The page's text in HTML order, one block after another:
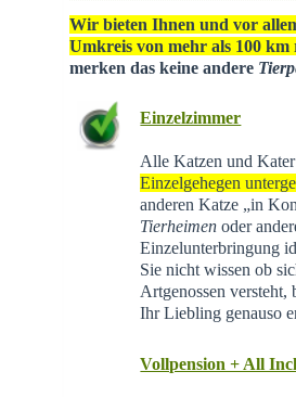
Wir bieten Ihnen und vor
Umkreis von mehr als 100
merken das keine andere
Einzelzimmer
Alle Katzen und
Einzelgehegen
anderen Katze „in
Tierheimen oder
Einzelunterbringung
Sie nicht wissen ob
Artgenossen versteht,
Ihr Liebling genauso
Vollpension + All